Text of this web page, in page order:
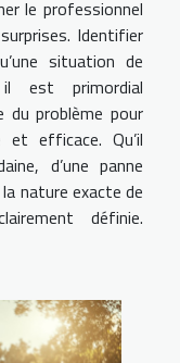
le professionnel
Identifier
situation de
il est primordial
du problème pour
et efficace. Qu’il
d’une panne
nature exacte de
définie.